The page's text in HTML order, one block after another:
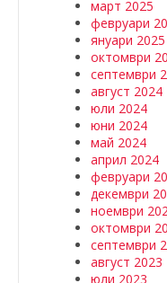
март 2025
февруари
януари 2025
октомври
септември
август 2024
юли 2024
юни 2024
май 2024
април 2024
февруари
декември
ноември
октомври
септември
август 2023
юли 2023